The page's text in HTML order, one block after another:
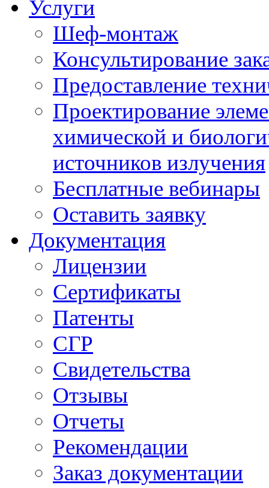
Услуги
Шеф-монтаж
Консультирование
Предоставление
Проектирование
химической и
источников излучения
Бесплатные вебинары
Оставить заявку
Документация
Лицензии
Сертификаты
Патенты
СГР
Свидетельства
Отзывы
Отчеты
Рекомендации
Заказ документации